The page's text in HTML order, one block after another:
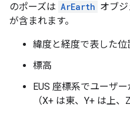
のポーズは ArEarth オブ
が含まれます。
緯度と経度で表した位
標高
EUS 座標系でユーザ
（X+ は東、Y+ は上、